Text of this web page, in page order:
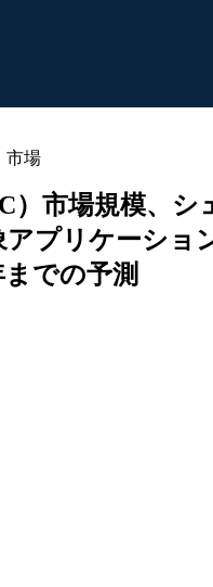
市場
市場規模、シ
プリケーシ
での予測